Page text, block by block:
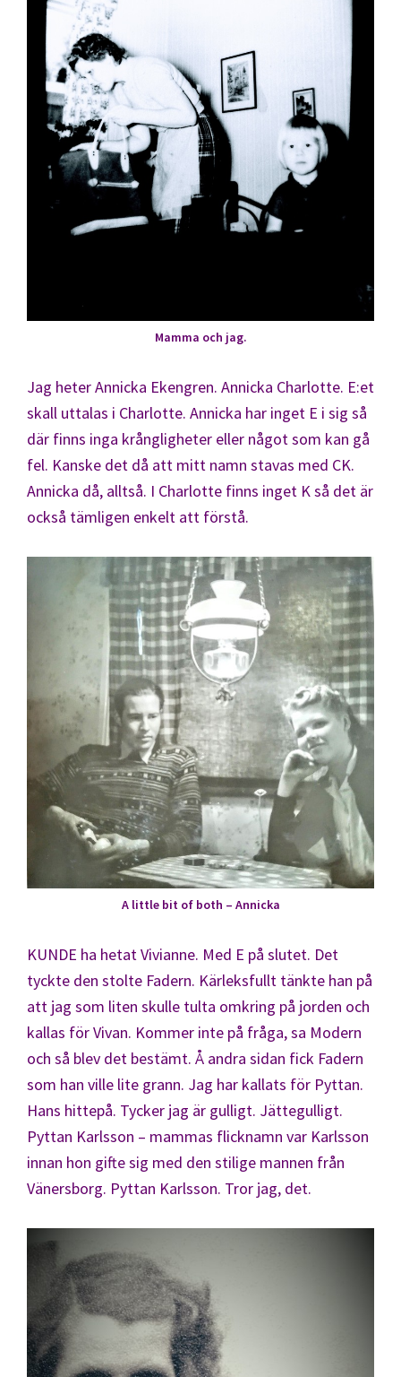
Mamma och jag.
Jag heter Annicka Ekengren. Annicka Charlotte. E:et
skall uttalas i Charlotte. Annicka har inget E i sig så
där finns inga krångligheter eller något som kan gå
fel. Kanske det då att mitt namn stavas med CK.
Annicka då, alltså. I Charlotte finns inget K så det är
också tämligen enkelt att förstå.
A little bit of both – Annicka
KUNDE ha hetat Vivianne. Med E på slutet. Det
tyckte den stolte Fadern. Kärleksfullt tänkte han på
att jag som liten skulle tulta omkring på jorden och
kallas för Vivan. Kommer inte på fråga, sa Modern
och så blev det bestämt. Å andra sidan fick Fadern
som han ville lite grann. Jag har kallats för Pyttan.
Hans hittepå. Tycker jag är gulligt. Jättegulligt.
Pyttan Karlsson – mammas flicknamn var Karlsson
innan hon gifte sig med den stilige mannen från
Vänersborg. Pyttan Karlsson. Tror jag, det.